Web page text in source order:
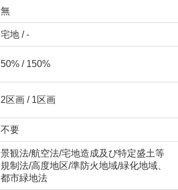
無
宅地 / -
50% / 150%
2区画 / 1区画
不要
景観法/航空法/宅地造成及び特定盛土等
規制法/高度地区/準防火地域/緑化地域、
都市緑地法